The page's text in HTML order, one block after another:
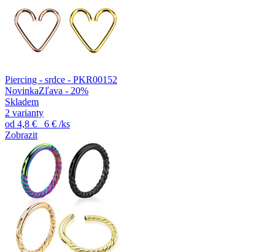
Piercing - srdce - PKR00152
NovinkaZľava - 20%
Skladem
2 varianty
od 4,8 € 6 € /ks
Zobrazit